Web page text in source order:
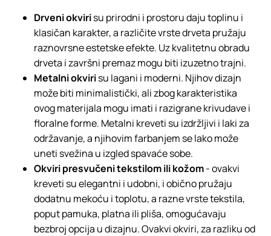
Drveni okvirisu prirodni i prostoru daju toplinu i
klasičan karakter, a različite vrste drveta pružaju
raznovrsne estetske efekte. Uz kvalitetnu obradu
drveta i završni premaz mogu biti izuzetno trajni.
Metalni okvirisu lagani i moderni. Njihov dizajn
može biti minimalistički, ali zbog karakteristika
ovog materijala mogu imati i razigrane krivudave i
floralne forme. Metalni kreveti su izdržljivi i laki za
održavanje, a njihovim farbanjem se lako može
uneti svežina u izgled spavaće sobe.
Okviri presvučeni tekstilom ili kožom- ovakvi
kreveti su elegantni i udobni, i obično pružaju
dodatnu mekoću i toplotu, a razne vrste tekstila,
poput pamuka, platna ili pliša, omogućavaju
bezbroj opcija u dizajnu. Ovakvi okviri, za razliku od